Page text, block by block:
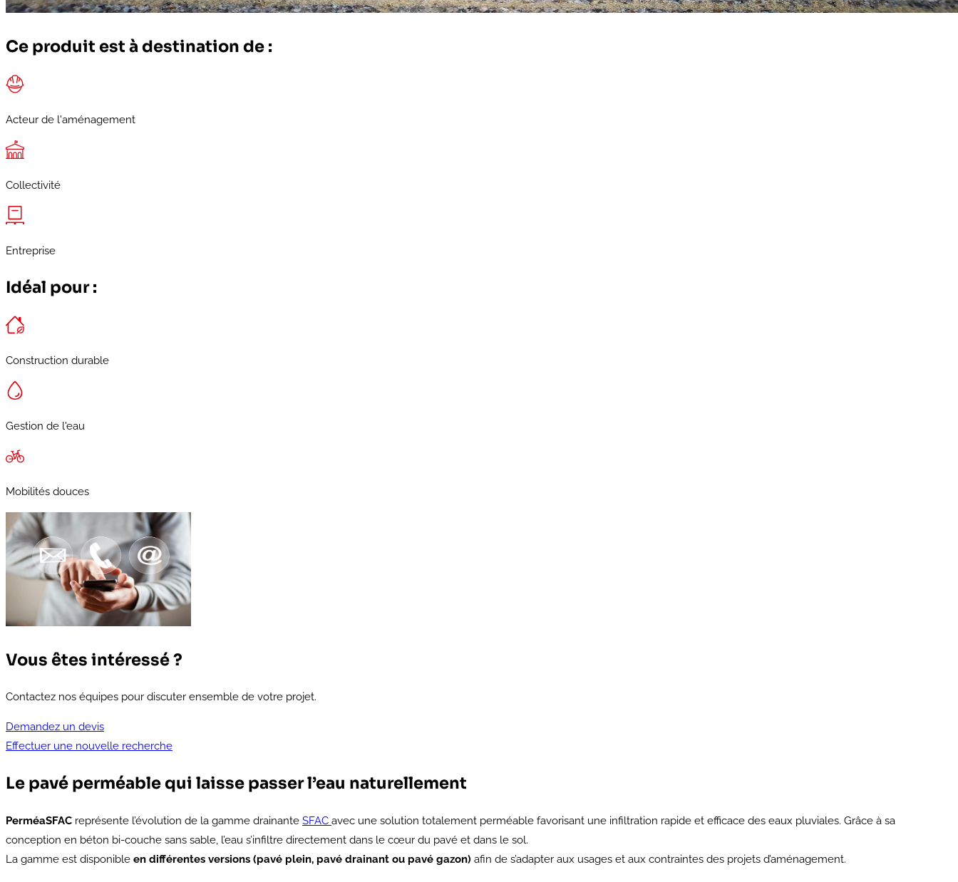
Ce produit est à destination de :
Acteur de l'aménagement
Collectivité
Entreprise
Idéal pour :
Construction durable
Gestion de l'eau
Mobilités douces
Vous êtes intéressé ?
Contactez nos équipes pour discuter ensemble de votre projet.
Demandez un devis
Effectuer une nouvelle recherche
Le pavé perméable qui laisse passer l’eau naturellement
PerméaSFAC représente l’évolution de la gamme drainante SFAC avec une solution totalement perméable favorisant une infiltration rapide et efficace des eaux pluviales. Grâce à sa
conception en béton bi-couche sans sable, l’eau s’infiltre directement dans le cœur du pavé et dans le sol.
La gamme est disponible en différentes versions (pavé plein, pavé drainant ou pavé gazon) afin de s’adapter aux usages et aux contraintes des projets d’aménagement.